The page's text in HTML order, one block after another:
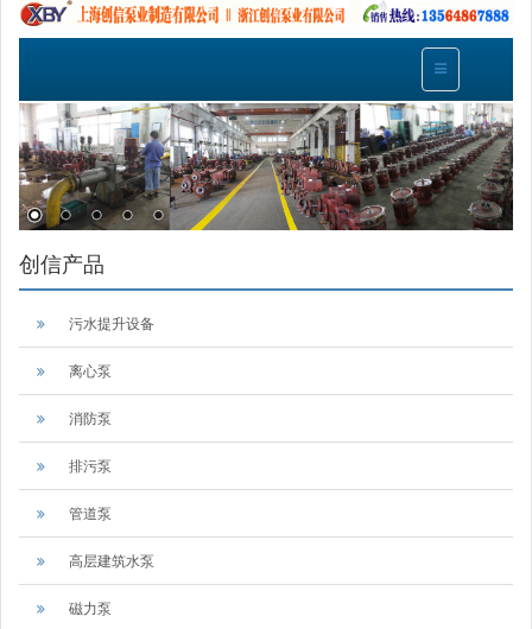
创信产品
污水提升设备
离心泵
消防泵
排污泵
管道泵
高层建筑水泵
磁力泵